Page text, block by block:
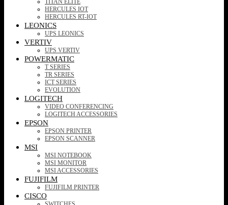
TITAN ELITE
HERCULES IOT
HERCULES RT-IOT
LEONICS
UPS LEONICS
VERTIV
UPS VERTIV
POWERMATIC
T SERIES
TR SERIES
ICT SERIES
EVOLUTION
LOGITECH
VIDEO CONFERENCING
LOGITECH ACCESSORIES
EPSON
EPSON PRINTER
EPSON SCANNER
MSI
MSI NOTEBOOK
MSI MONITOR
MSI ACCESSORIES
FUJIFILM
FUJIFILM PRINTER
CISCO